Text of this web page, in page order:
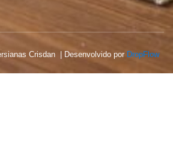
Crisdan | Desenvolvido por DropFlow